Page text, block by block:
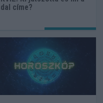
dal címe?